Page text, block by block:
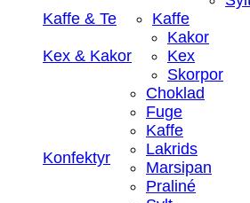
Kaffe & Te
Kaffe
Kex & Kakor
Kakor
Kex
Skorpor
Konfektyr
Choklad
Fuge
Kaffe
Lakrids
Marsipan
Praliné